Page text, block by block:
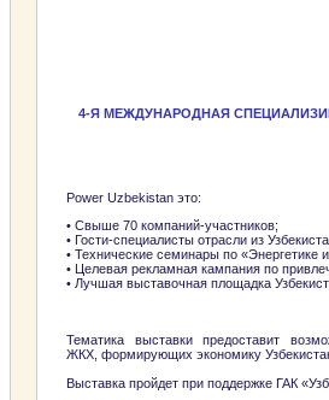
4-Я МЕЖДУНАРОДНАЯ
Power Uzbekistan это:
• Свыше 70 компаний-участников;
• Гости-специалисты отрасли из
• Технические семинары по «Энергетике
• Целевая рекламная кампания по
• Лучшая выставочная площадка
Тематика выставки предоставит
ЖКХ, формирующих экономику
Выставка пройдет при поддержке ГАК